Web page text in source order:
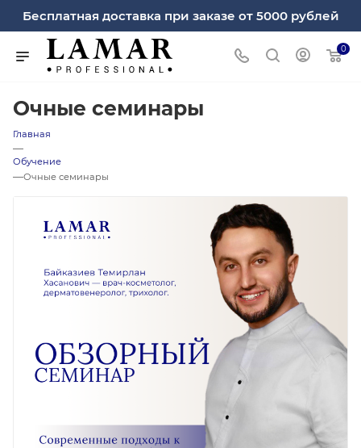
Бесплатная доставка при заказе от 5000 рублей
0
Очные семинары
Главная
—
Обучение
—Очные семинары